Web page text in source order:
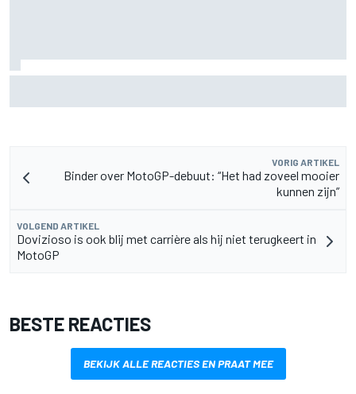
VORIG ARTIKEL
Binder over MotoGP-debuut: “Het had zoveel mooier
kunnen zijn”
VOLGEND ARTIKEL
Dovizioso is ook blij met carrière als hij niet terugkeert in
MotoGP
BESTE REACTIES
BEKIJK ALLE REACTIES EN PRAAT MEE